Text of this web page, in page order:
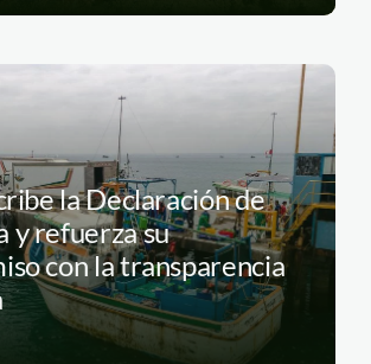
la Declaración de
y refuerza su
con la transparencia